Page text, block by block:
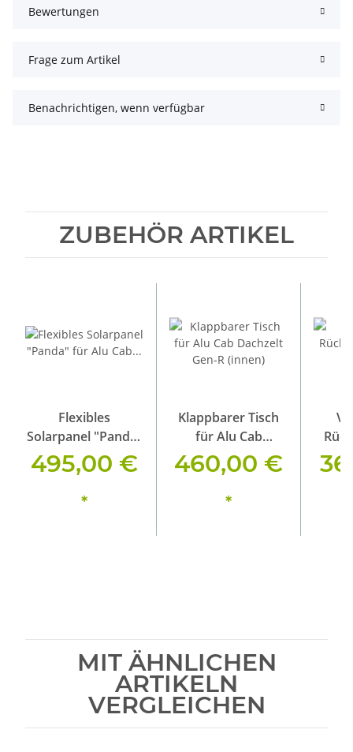
Bewertungen
Frage zum Artikel
Benachrichtigen, wenn verfügbar
ZUBEHÖR ARTIKEL
Flexibles
Solarpanel "Panda"
für Alu Cab
Dachzelte,
Hubdächer &
495,00 €
*
Klappbarer Tisch
für Alu Cab
Dachzelt Gen-R
(innen)
460,00 €
*
Alu
MIT ÄHNLICHEN
ARTIKELN
VERGLEICHEN